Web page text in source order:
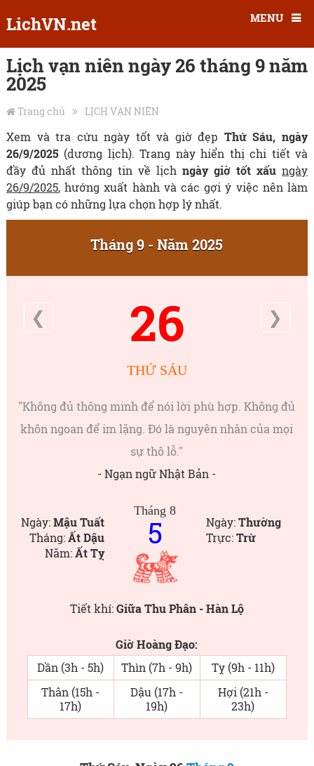
LichVN.net MENU
Lịch vạn niên ngày 26 tháng 9 năm
2025
Trang chủ LỊCH VẠN NIÊN
Xem và tra cứu ngày tốt và giờ đẹp Thứ Sáu, ngày
26/9/2025 (dương lịch). Trang này hiển thị chi tiết và
đầy đủ nhất thông tin về lịchngày giờ tốt xấu ngày
26/9/2025, hướng xuất hành và các gợi ý việc nên làm
giúp bạn có những lựa chọn hợp lý nhất.
Tháng 9 - Năm 2025
❮ 26 ❯
THỨ SÁU
"Không đủ thông minh để nói lời phù hợp. Không đủ
khôn ngoan để im lặng. Đó là nguyên nhân của mọi
sự thô lỗ."
- Ngạn ngữ Nhật Bản -
Ngày:Mậu Tuất
Tháng:Ất Dậu
Năm:Ất Tỵ
Tháng 8
5 Ngày:Thường
Trực:Trừ
Tiết khí:Giữa Thu Phân - Hàn Lộ
Giờ Hoàng Đạo:
Dần (3h - 5h)
Thìn (7h - 9h)
Tỵ (9h - 11h)
Thân (15h -
17h)
Dậu (17h -
19h)
Hợi (21h -
23h)